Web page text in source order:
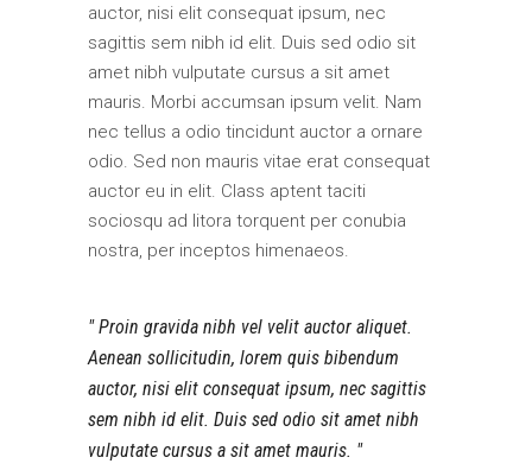
auctor, nisi elit consequat ipsum, nec
sagittis sem nibh id elit. Duis sed odio sit
amet nibh vulputate cursus a sit amet
mauris. Morbi accumsan ipsum velit. Nam
nec tellus a odio tincidunt auctor a ornare
odio. Sed non mauris vitae erat consequat
auctor eu in elit. Class aptent taciti
sociosqu ad litora torquent per conubia
nostra, per inceptos himenaeos.
Proin gravida nibh vel velit auctor aliquet.
Aenean sollicitudin, lorem quis bibendum
auctor, nisi elit consequat ipsum, nec sagittis
sem nibh id elit. Duis sed odio sit amet nibh
vulputate cursus a sit amet mauris.